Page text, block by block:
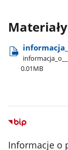
Materiały
0.01MB
Informacje o